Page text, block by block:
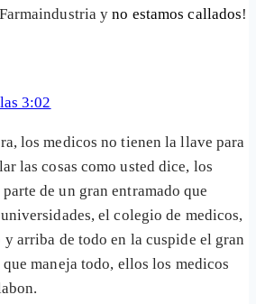
yno estamos callados!
3:02
los medicos no tienen la llave para
las cosas como usted dice, los
de un gran entramado que
el colegio de medicos,
y arriba de todo en la cuspide el gran
maneja todo, ellos los medicos